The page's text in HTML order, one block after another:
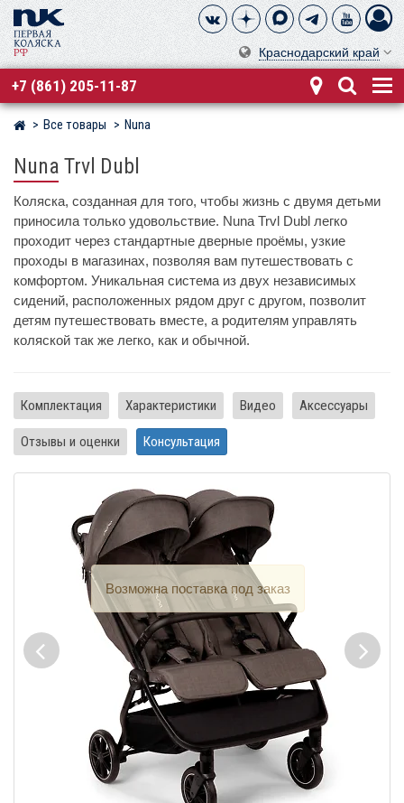
Краснодарский край
+7 (861) 205-11-87
Магазин детских колясок
Все товары Nuna
Nuna Trvl Dubl
Коляска, созданная для того, чтобы жизнь с двумя детьми
приносила только удовольствие. Nuna Trvl Dubl легко
проходит через стандартные дверные проёмы, узкие
проходы в магазинах, позволяя вам путешествовать с
комфортом. Уникальная система из двух независимых
сидений, расположенных рядом друг с другом, позволит
детям путешествовать вместе, а родителям управлять
коляской так же легко, как и обычной.
Комплектация Характеристики Видео Аксессуары
Отзывы и оценки Консультация